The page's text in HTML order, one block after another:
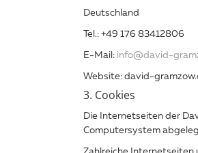
Deutschland
Tel.: ‭+49 176 83412806
E-Mail: info@david-
Website: david-
3. Cookies
Die Internetseiten der
Computersystem
Zahlreiche Internetseiten